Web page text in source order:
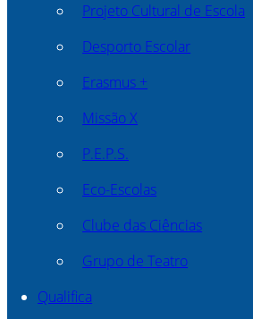
Projeto Cultural de Escola
Desporto Escolar
Erasmus +
Missão X
P.E.P.S.
Eco-Escolas
Clube das Ciências
Grupo de Teatro
Qualifica